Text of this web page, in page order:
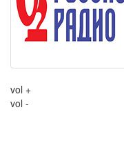
vol +
vol -